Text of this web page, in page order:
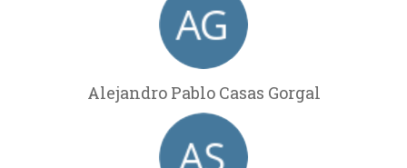
Alejandro Pablo Casas Gorgal